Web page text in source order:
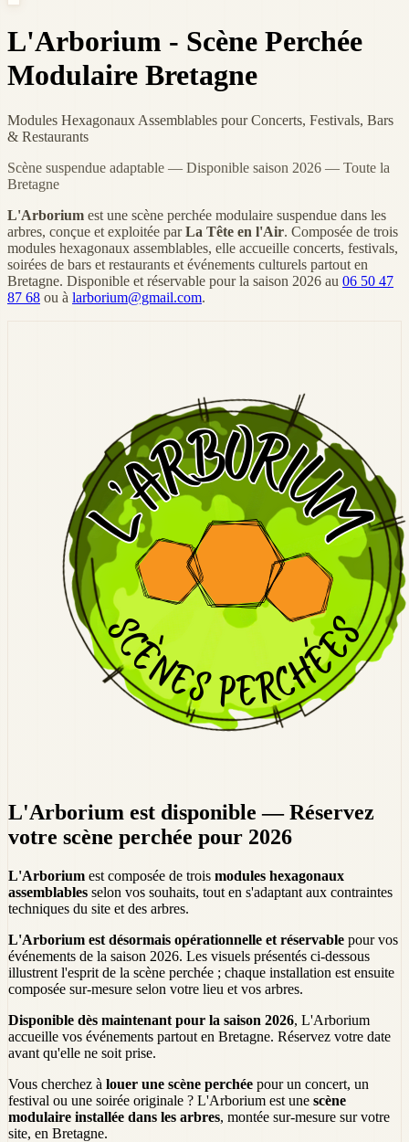
L'Arborium - Scène Perchée
Modulaire Bretagne
Modules Hexagonaux Assemblables pour Concerts, Festivals, Bars
& Restaurants
Scène suspendue adaptable — Disponible saison 2026 — Toute la
Bretagne
L'Arborium est une scène perchée modulaire suspendue dans les
arbres, conçue et exploitée parLa Tête en l'Air. Composée de trois
modules hexagonaux assemblables, elle accueille concerts, festivals,
soirées de bars et restaurants et événements culturels partout en
Bretagne. Disponible et réservable pour la saison 2026 au 06 50 47
87 68 ou à larborium@gmail.com.
L'Arborium est disponible — Réservez
votre scène perchée pour 2026
L'Arborium est composée de trois modules hexagonaux
assemblables selon vos souhaits, tout en s'adaptant aux contraintes
techniques du site et des arbres.
L'Arborium est désormais opérationnelle et réservable pour vos
événements de la saison 2026. Les visuels présentés ci-dessous
illustrent l'esprit de la scène perchée ; chaque installation est ensuite
composée sur-mesure selon votre lieu et vos arbres.
Disponible dès maintenant pour la saison 2026, L'Arborium
accueille vos événements partout en Bretagne. Réservez votre date
avant qu'elle ne soit prise.
Vous cherchez à louer une scène perchée pour un concert, un
festival ou une soirée originale ? L'Arborium est une scène
modulaire installée dans les arbres, montée sur-mesure sur votre
site, en Bretagne.